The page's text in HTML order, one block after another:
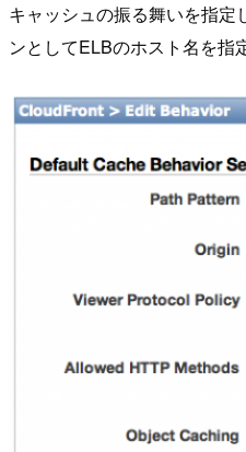
キャッシュの振る舞いを指定
ンとしてELBのホスト名を指